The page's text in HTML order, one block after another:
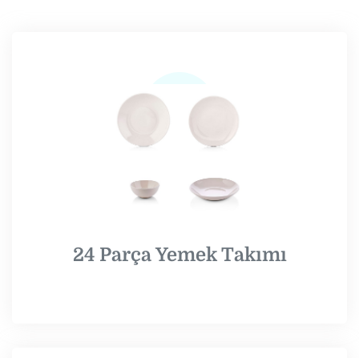
24 Parça Yemek Takımı